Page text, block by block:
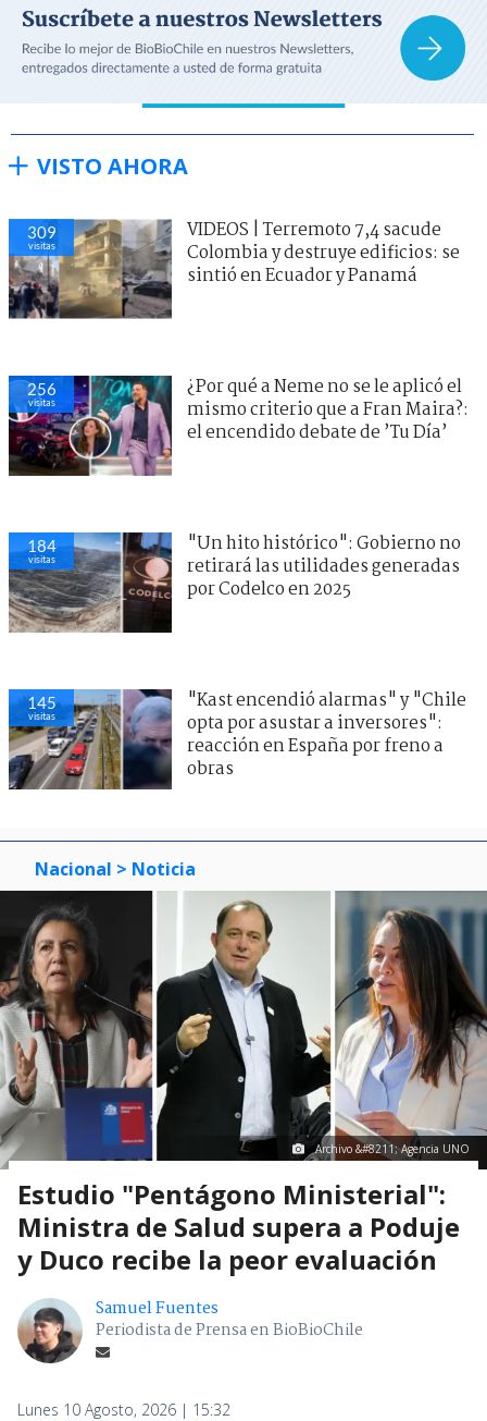
VISTO AHORA
309
visitas
VIDEOS | Terremoto 7,4 sacude
Colombia y destruye edificios: se
sintió en Ecuador y Panamá
256
visitas
¿Por qué a Neme no se le aplicó el
mismo criterio que a Fran Maira?:
el encendido debate de ’Tu Día’
184
visitas
"Un hito histórico": Gobierno no
retirará las utilidades generadas
por Codelco en 2025
145
visitas
"Kast encendió alarmas" y "Chile
opta por asustar a inversores":
reacción en España por freno a
obras
Nacional > Noticia
Archivo &#8211; Agencia UNO
Estudio "Pentágono Ministerial":
Ministra de Salud supera a Poduje
y Duco recibe la peor evaluación
Samuel Fuentes
Periodista de Prensa en BioBioChile
Lunes 10 Agosto, 2026 | 15:32